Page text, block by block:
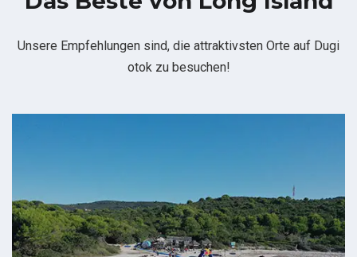
Unsere Empfehlungen sind, die attraktivsten Orte auf Dugi
otok zu besuchen!